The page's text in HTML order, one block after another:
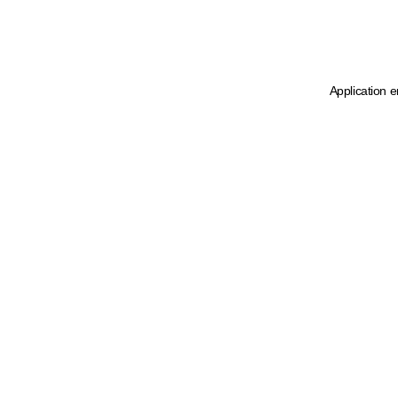
Application